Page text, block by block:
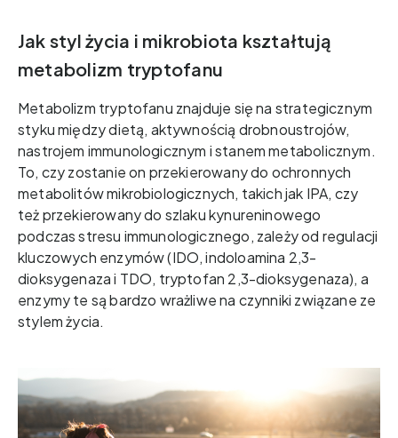
Jak styl życia i mikrobiota kształtują
metabolizm tryptofanu
Metabolizm tryptofanu znajduje się na strategicznym
styku między dietą, aktywnością drobnoustrojów,
nastrojem immunologicznym i stanem metabolicznym.
To, czy zostanie on przekierowany do ochronnych
metabolitów mikrobiologicznych, takich jak IPA, czy
też przekierowany do szlaku kynureninowego
podczas stresu immunologicznego, zależy od regulacji
kluczowych enzymów (IDO, indoloamina 2,3-
dioksygenaza i TDO, tryptofan 2,3-dioksygenaza), a
enzymy te są bardzo wrażliwe na czynniki związane ze
stylem życia.